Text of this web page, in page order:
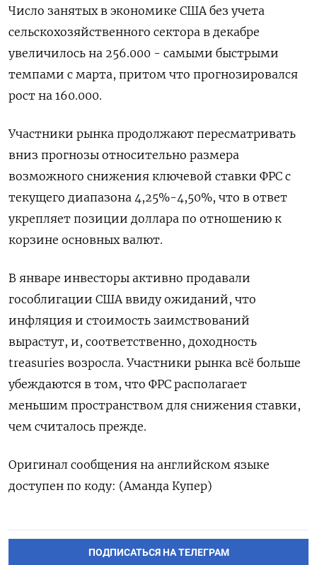
Число занятых в экономике США без учета
сельскохозяйственного сектора в декабре
увеличилось на 256.000 - самыми быстрыми
темпами с марта, притом что прогнозировался
рост на 160.000.
Участники рынка продолжают пересматривать
вниз прогнозы относительно размера
возможного снижения ключевой ставки ФРС с
текущего диапазона 4,25%-4,50%, что в ответ
укрепляет позиции доллара по отношению к
корзине основных валют.
В январе инвесторы активно продавали
гособлигации США ввиду ожиданий, что
инфляция и стоимость заимствований
вырастут, и, соответственно, доходность
treasuries возросла. Участники рынка всё больше
убеждаются в том, что ФРС располагает
меньшим пространством для снижения ставки,
чем считалось прежде.
Оригинал сообщения на английском языке
доступен по коду: (Аманда Купер)
ПОДПИСАТЬСЯ НА ТЕЛЕГРАМ